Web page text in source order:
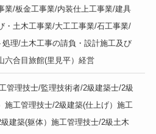
業/板金工事業/内装仕上工事業/建具
・土木工事業/大工工事業/石工事業/
処理/土木工事の請負・設計施工及び
六合目旅館(里見平）経営
管理技士/監理技術者/2級建築士/2級
施工管理技士/2級建築(仕上げ）施工
建築(躯体）施工管理技士/2級土木